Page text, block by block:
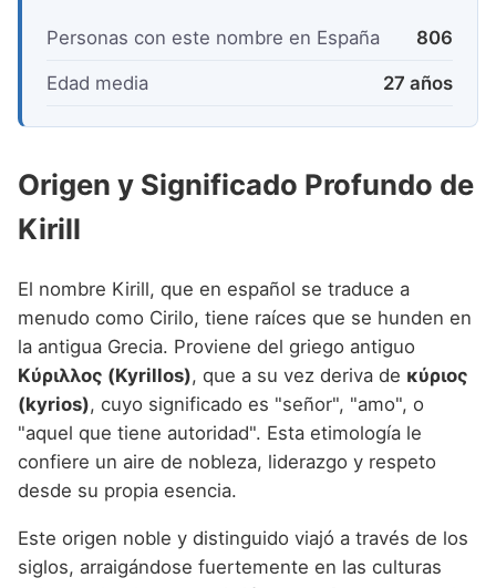
Personas con este nombre en España 806
Edad media 27 años
Origen y Significado Profundo de
Kirill
El nombre Kirill, que en español se traduce a
menudo como Cirilo, tiene raíces que se hunden en
la antigua Grecia. Proviene del griego antiguo
Κύριλλος (Kyrillos), que a su vez deriva de κύριος
(kyrios), cuyo significado es "señor", "amo", o
"aquel que tiene autoridad". Esta etimología le
confiere un aire de nobleza, liderazgo y respeto
desde su propia esencia.
Este origen noble y distinguido viajó a través de los
siglos, arraigándose fuertemente en las culturas